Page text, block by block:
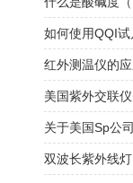
如何使用QQI
红外测温仪的应
美国紫外交联
关于美国Sp公
双波长紫外线